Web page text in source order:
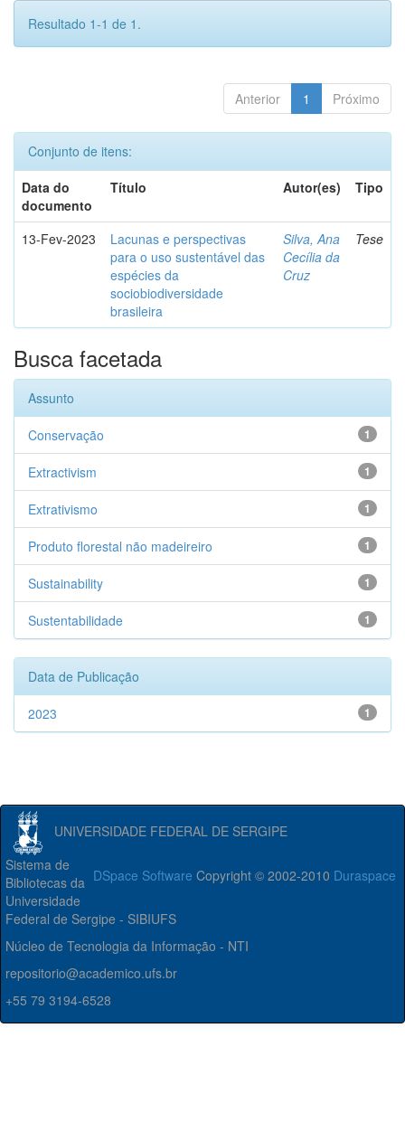
Resultado 1-1 de 1.
Anterior 1 Próximo
Conjunto de itens:
Data do
documento
Título Autor(es) Tipo
13-Fev-2023
Lacunas e perspectivas
para o uso sustentável das
espécies da
sociobiodiversidade
brasileira
Silva, Ana
Cecília da
Cruz
Tese
Busca facetada
Assunto
1
Conservação
1
Extractivism
1
Extrativismo
1
Produto florestal não madeireiro
1
Sustainability
1
Sustentabilidade
Data de Publicação
1
2023
UNIVERSIDADE FEDERAL DE SERGIPE
DSpace Software Copyright © 2002-2010 Duraspace
Sistema de
Bibliotecas da
Universidade
Federal de Sergipe - SIBIUFS
Núcleo de Tecnologia da Informação - NTI
repositorio@academico.ufs.br
+55 79 3194-6528